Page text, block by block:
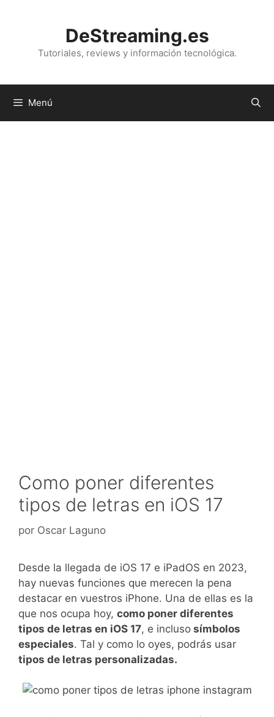
DeStreaming.es
Tutoriales, reviews y información tecnológica.
Menú
Como poner diferentes
tipos de letras en iOS 17
por Oscar Laguno
Desde la llegada de iOS 17 e iPadOS en 2023,
hay nuevas funciones que merecen la pena
destacar en vuestros iPhone. Una de ellas es la
que nos ocupa hoy, como poner diferentes
tipos de letras en iOS 17, e incluso símbolos
especiales. Tal y como lo oyes, podrás usar
tipos de letras personalizadas.